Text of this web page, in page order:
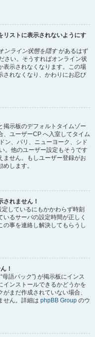
リストに表示されないようにす
ンライン状態を隠すがあるはず
さい。そうすればオンライン状
表示されなくなります。この場
されなくなり、かわりにお忍び
掲示板のデフォルトタイムゾー
、ユーザーCP へ入室してタイム
ン、パリ、ニューヨーク、シド
。他のユーザー設定もそうです
ません。もしユーザー登録がお
します。
れません！
しているにもかかわらず時刻
るサーバの設定時間が正しく
事を連絡し解決してもらうし
！
語パック”) が掲示板にインス
インストールできるかどうかを
まだ作成されていない場合、
せん。詳細は phpBB Group のウ